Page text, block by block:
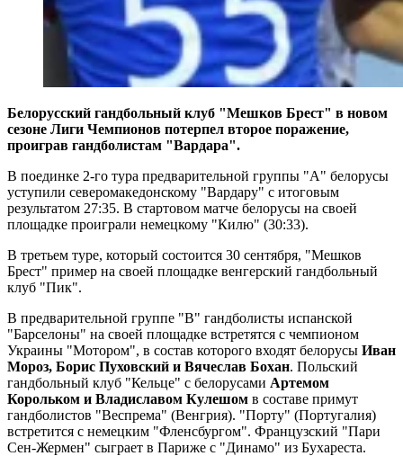
Белорусский гандбольный клуб "Мешков Брест" в новом
сезоне Лиги Чемпионов потерпел второе поражение,
проиграв гандболистам "Вардара".
В поединке 2-го тура предварительной группы "А" белорусы
уступили северомакедонскому "Вардару" с итоговым
результатом 27:35. В стартовом матче белорусы на своей
площадке проиграли немецкому "Килю" (30:33).
В третьем туре, который состоится 30 сентября, "Мешков
Брест" пример на своей площадке венгерский гандбольный
клуб "Пик".
В предварительной группе "B" гандболисты испанской
"Барселоны" на своей площадке встретятся с чемпионом
Украины "Мотором", в состав которого входят белорусы Иван
Мороз, Борис Пуховский и Вячеслав Бохан. Польский
гандбольный клуб "Кельце" с белорусами Артемом
Корольком и Владиславом Кулешом в составе примут
гандболистов "Веспрема" (Венгрия). "Порту" (Португалия)
встретится с немецким "Фленсбургом". Французский "Пари
Сен-Жермен" сыграет в Париже с "Динамо" из Бухареста.